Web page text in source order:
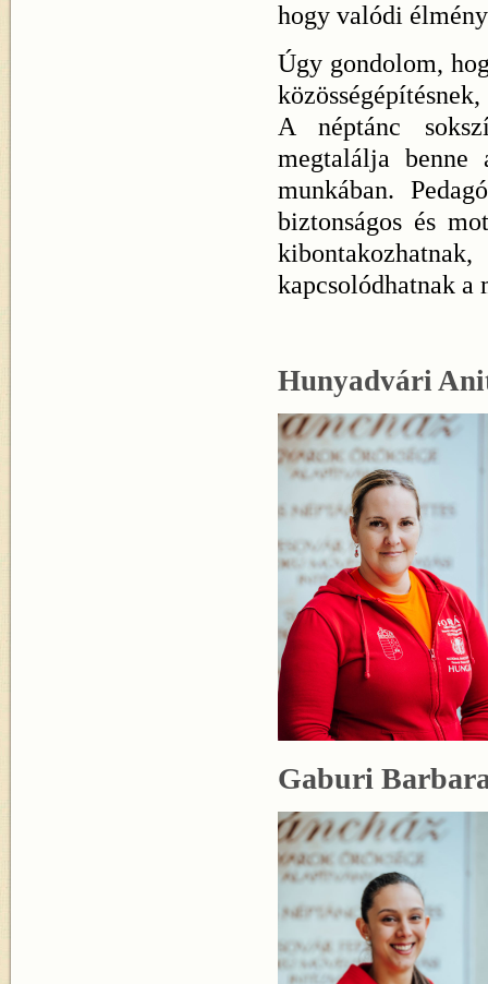
hogy valódi
Úgy gondolom,
A néptánc
megtalálja
munkában.
biztonságos és
kapcsolódhatnak a
Hunyadvári
Gaburi